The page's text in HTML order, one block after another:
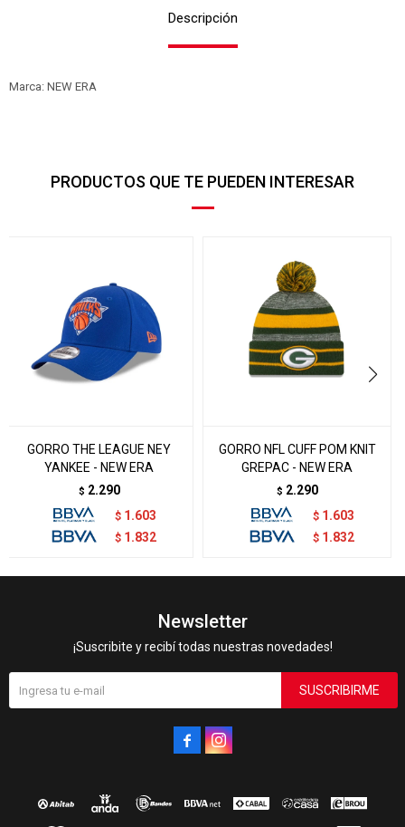
Descripción
Marca: NEW ERA
PRODUCTOS QUE TE PUEDEN INTERESAR
GORRO THE LEAGUE NEY
YANKEE - NEW ERA
$ 2.290
$ 1.603
$ 1.832
GORRO NFL CUFF POM KNIT
GREPAC - NEW ERA
$ 2.290
$ 1.603
$ 1.832
Newsletter
¡Suscribite y recibí todas nuestras novedades!
SUSCRIBIRME
 